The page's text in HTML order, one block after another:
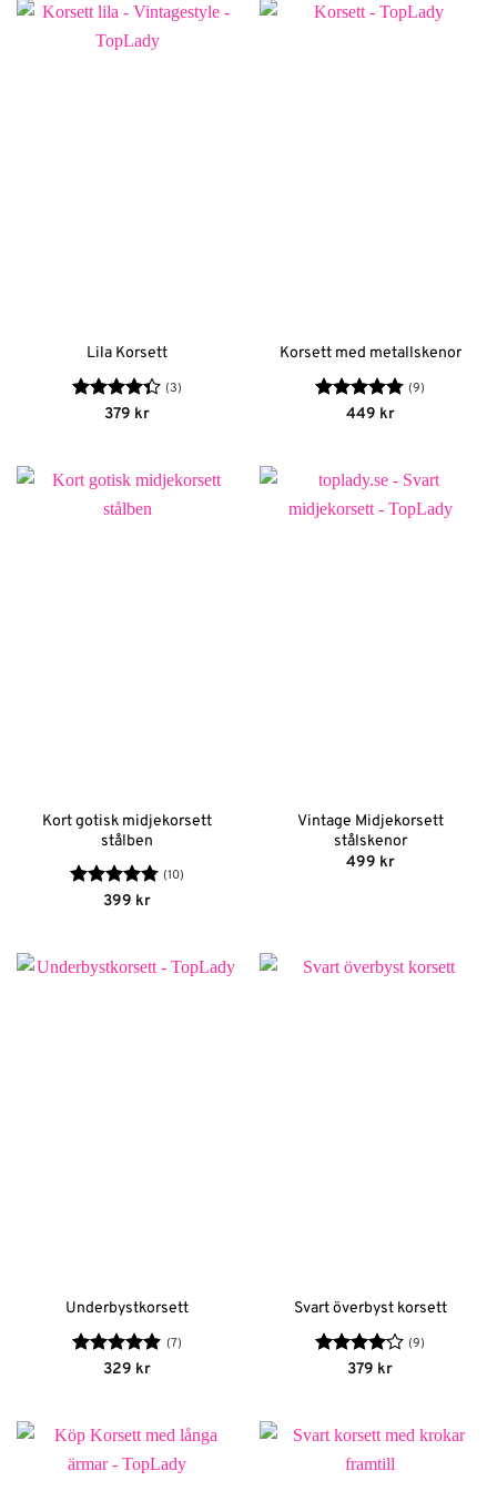
349 kr. 244 kr.
Lila Korsett
Betygsatt
(3)
379 kr
Korsett med metallskenor
Betygsatt
(9)
449 kr
Kort gotisk midjekorsett
stålben
Betygsatt
(10)
399 kr
Vintage Midjekorsett
stålskenor
499 kr
Underbystkorsett
Betygsatt
(7)
329 kr
Svart överbyst korsett
Betygsatt
(9)
379 kr